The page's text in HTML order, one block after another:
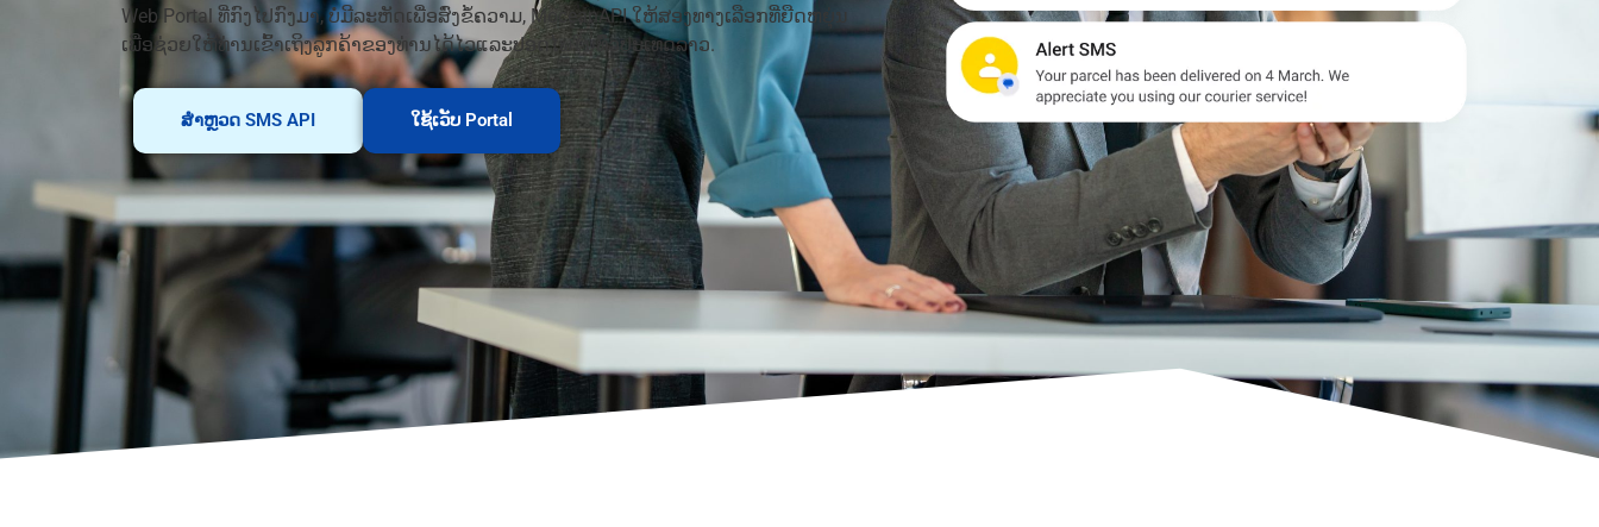
Web Portal ທີ່ກົງໄປກົງມາ, ບໍ່ມີລະຫັດເພື່ອສົ່ງຂໍ້ຄວາມ, MoceanAPI ໃຫ້ສອງທາງເລືອກທີ່ຍືດຫຍຸ່ນ
ເພື່ອຊ່ວຍໃຫ້ທ່ານເຂົ້າເຖິງລູກຄ້າຂອງທ່ານໄດ້ໄວແລະປອດໄພໃນທົ່ວປະເທດລາວ.
ສຳຫຼວດ SMS API ໃຊ້ເວັບ Portal